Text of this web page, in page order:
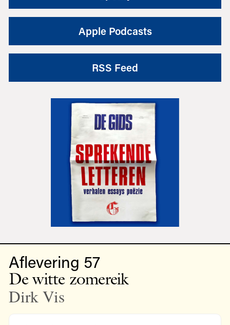
Apple Podcasts
RSS Feed
Aflevering 57
De witte zomereik
Dirk Vis